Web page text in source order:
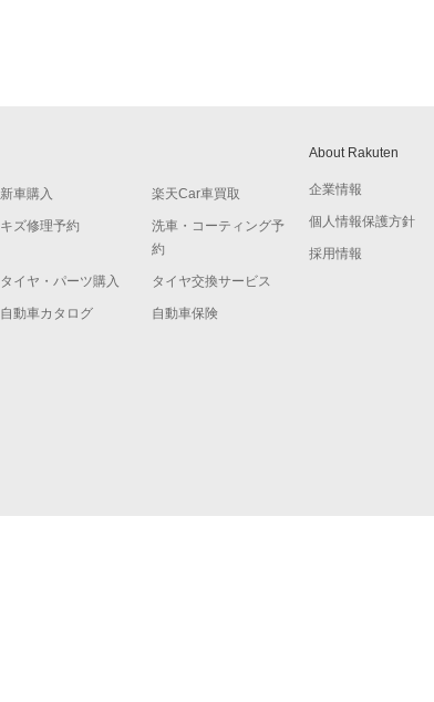
新車購入 楽天Car車買取
キズ修理予約
洗車・コーティング予
約
タイヤ・パーツ購入 タイヤ交換サービス
自動車カタログ 自動車保険
About Rakuten
企業情報
個人情報保護方針
採用情報